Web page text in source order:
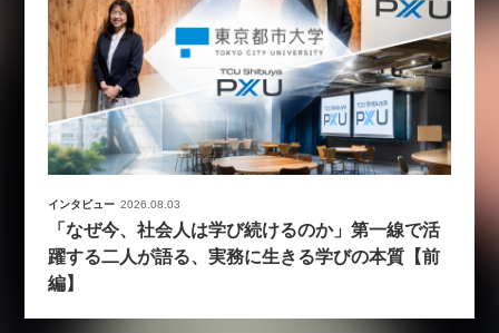
インタビュー 2026.08.03
「なぜ今、社会人は学び続けるのか」第一線で活
躍する二人が語る、実務に生きる学びの本質【前
編】